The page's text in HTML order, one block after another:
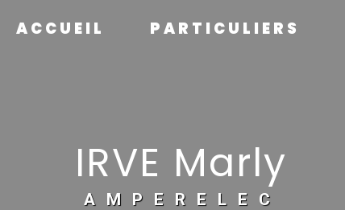
ACCUEIL PARTICULIERS
IRVE Marly
AMPERELEC